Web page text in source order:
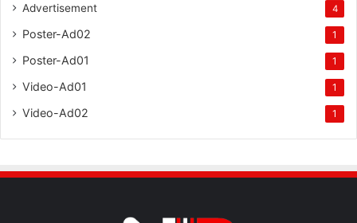
Advertisement 4
Poster-Ad02 1
Poster-Ad01 1
Video-Ad01 1
Video-Ad02 1